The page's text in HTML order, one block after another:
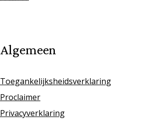
Algemeen
Toegankelijksheidsverklaring
Proclaimer
Privacyverklaring